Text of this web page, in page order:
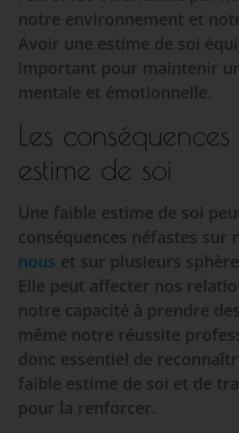
notre environnement et
Avoir une estime de soi
important pour maintenir
mentale et émotionnelle.
Les
estime de soi
Une faible estime de soi
conséquences néfastes sur
nous et sur plusieurs
Elle peut affecter nos
notre capacité à prendre
même notre réussite
donc essentiel de
faible estime de soi et de
pour la renforcer.